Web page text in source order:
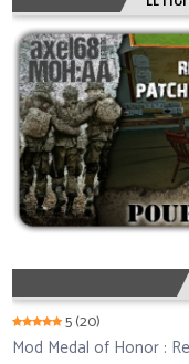
5(20)
Mod Medal of Honor :